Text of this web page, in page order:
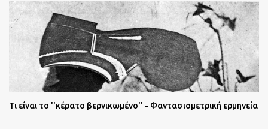
Τι είναι το ''κέρατο βερνικωμένο'' - Φαντασιομετρική ερμηνεία